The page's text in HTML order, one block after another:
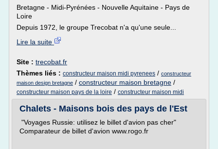
Bretagne - Midi-Pyrénées - Nouvelle Aquitaine - Pays de
Loire
Depuis 1972, le groupe Trecobat n'a qu'une seule...
Lire la suite
Site : trecobat.fr
Thèmes liés : constructeur maison midi pyrenees / constructeur
maison design bretagne / constructeur maison bretagne /
constructeur maison pays de la loire / constructeur maison midi
Chalets - Maisons bois des pays de l'Est
"Voyages Russie: utilisez le billet d'avion pas cher"
Comparateur de billet d'avion www.rogo.fr